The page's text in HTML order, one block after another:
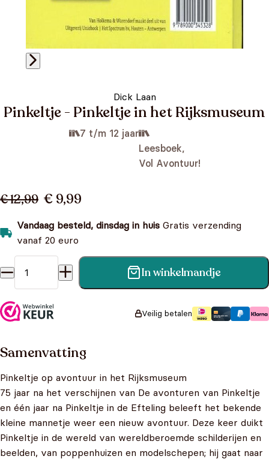
Dick Laan
Pinkeltje - Pinkeltje in het Rijksmuseum
7 t/m 12 jaar
Leesboek,
Vol Avontuur!
€ 12,99 € 9,99
Vandaag besteld, dinsdag in huis Gratis verzending
vanaf 20 euro
Pinkeltje - Pinkeltje in het Rijksmuseum aantal
In winkelmandje
Veilig betalen
Samenvatting
Pinkeltje op avontuur in het Rijksmuseum
75 jaar na het verschijnen van De avonturen van Pinkeltje
en één jaar na Pinkeltje in de Efteling beleeft het bekende
kleine mannetje weer een nieuw avontuur. Deze keer duikt
Pinkeltje in de wereld van wereldberoemde schilderijen en
beelden, van poppenhuizen en modelschepen; hij gaat naar